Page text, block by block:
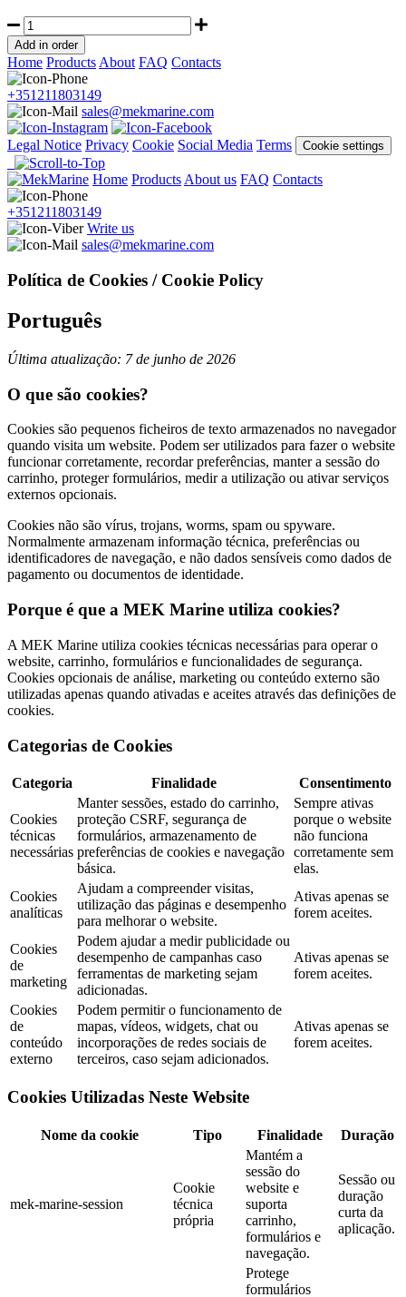
Home ProductsAbout FAQ Contacts
+351211803149
sales@mekmarine.com
Legal Notice Privacy Cookie Social Media Terms Cookie settings
Home ProductsAbout us FAQ Contacts
+351211803149
Write us
sales@mekmarine.com
Política de Cookies / Cookie Policy
Português
Última atualização: 7 de junho de 2026
O que são cookies?
Cookies são pequenos ficheiros de texto armazenados no navegador
quando visita um website. Podem ser utilizados para fazer o website
funcionar corretamente, recordar preferências, manter a sessão do
carrinho, proteger formulários, medir a utilização ou ativar serviços
externos opcionais.
Cookies não são vírus, trojans, worms, spam ou spyware.
Normalmente armazenam informação técnica, preferências ou
identificadores de navegação, e não dados sensíveis como dados de
pagamento ou documentos de identidade.
Porque é que a MEK Marine utiliza cookies?
A MEK Marine utiliza cookies técnicas necessárias para operar o
website, carrinho, formulários e funcionalidades de segurança.
Cookies opcionais de análise, marketing ou conteúdo externo são
utilizadas apenas quando ativadas e aceites através das definições de
cookies.
Categorias de Cookies
Categoria Finalidade Consentimento
Cookies
técnicas
necessárias
Manter sessões, estado do carrinho,
proteção CSRF, segurança de
formulários, armazenamento de
preferências de cookies e navegação
básica.
Sempre ativas
porque o website
não funciona
corretamente sem
elas.
Cookies
analíticas
Ajudam a compreender visitas,
utilização das páginas e desempenho
para melhorar o website.
Ativas apenas se
forem aceites.
Cookies
de
marketing
Podem ajudar a medir publicidade ou
desempenho de campanhas caso
ferramentas de marketing sejam
adicionadas.
Ativas apenas se
forem aceites.
Cookies
de
conteúdo
externo
Podem permitir o funcionamento de
mapas, vídeos, widgets, chat ou
incorporações de redes sociais de
terceiros, caso sejam adicionados.
Ativas apenas se
forem aceites.
Cookies Utilizadas Neste Website
Nome da cookie Tipo Finalidade Duração
mek-marine-session
Cookie
técnica
própria
Mantém a
sessão do
website e
suporta
carrinho,
formulários e
navegação.
Sessão ou
duração
curta da
aplicação.
Protege
formulários